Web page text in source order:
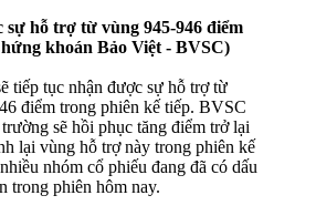
sự hỗ trợ từ vùng 945-946 điểm
khoán Bảo Việt - BVSC)
tiếp tục nhận được sự hỗ trợ từ
điểm trong phiên kế tiếp. BVSC
sẽ hồi phục tăng điểm trở lại
lại vùng hỗ trợ này trong phiên kế
nhóm cổ phiếu đang đã có dấu
trong phiên hôm nay.